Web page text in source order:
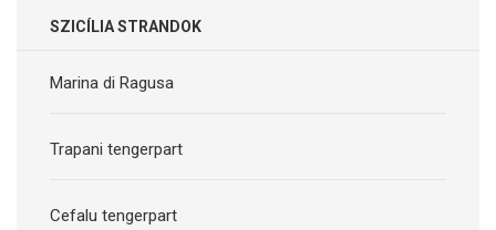
SZICÍLIA STRANDOK
Marina di Ragusa
Trapani tengerpart
Cefalu tengerpart